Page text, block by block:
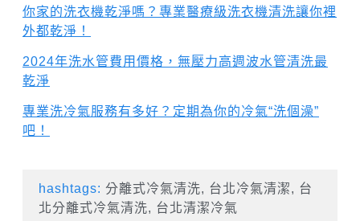
你家的洗衣機乾淨嗎？專業醫療級洗衣機清洗讓你裡
外都乾淨！
2024年洗水管費用價格，無壓力高週波水管清洗最
乾淨
專業洗冷氣服務有多好？定期為你的冷氣“洗個澡”
吧！
hashtags: 分離式冷氣清洗, 台北冷氣清潔, 台
北分離式冷氣清洗, 台北清潔冷氣